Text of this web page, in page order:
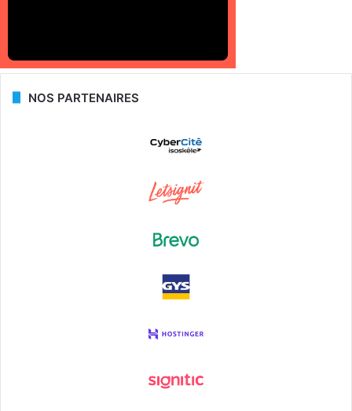
NOS PARTENAIRES